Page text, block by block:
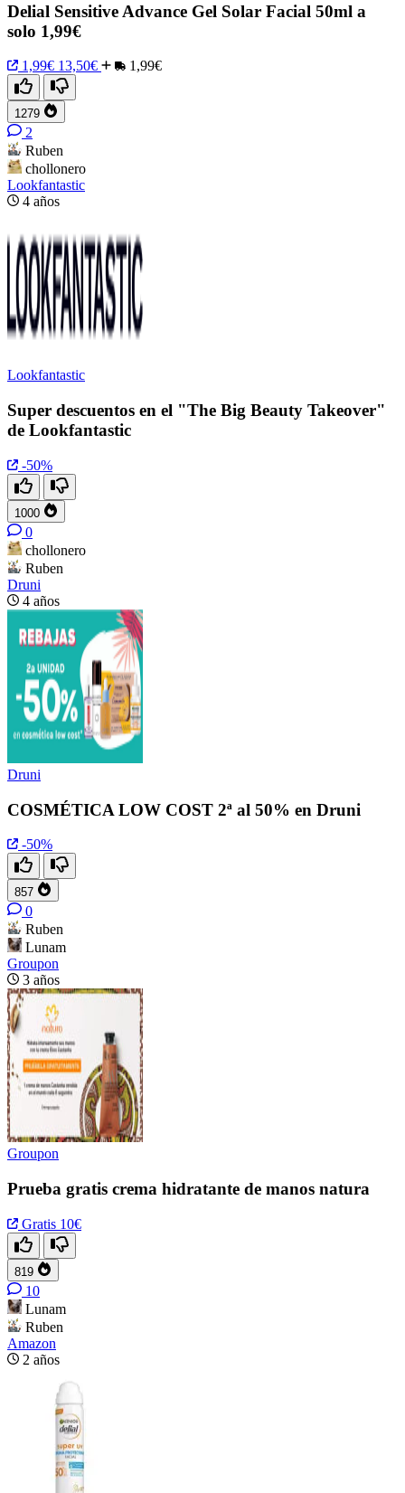
Delial Sensitive Advance Gel Solar Facial 50ml a
solo 1,99€
1,99€ 13,50€ 1,99€
1279
2
Ruben
chollonero
Lookfantastic
4 años
Lookfantastic
Super descuentos en el "The Big Beauty Takeover"
de Lookfantastic
-50%
1000
0
chollonero
Ruben
Druni
4 años
Druni
COSMÉTICA LOW COST 2ª al 50% en Druni
-50%
857
0
Ruben
Lunam
Groupon
3 años
Groupon
Prueba gratis crema hidratante de manos natura
Gratis 10€
819
10
Lunam
Ruben
Amazon
2 años